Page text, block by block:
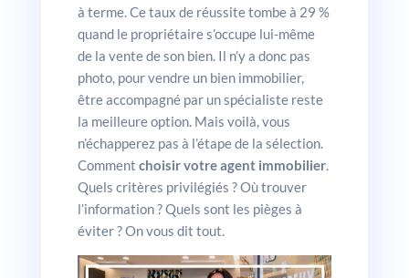
à terme. Ce taux de réussite tombe à 29 %
quand le propriétaire s’occupe lui-même
de la vente de son bien. Il n’y a donc pas
photo, pour vendre un bien immobilier,
être accompagné par un spécialiste reste
la meilleure option. Mais voilà, vous
n’échapperez pas à l’étape de la sélection.
Comment choisir votre agent immobilier.
Quels critères privilégiés ? Où trouver
l’information ? Quels sont les pièges à
éviter ? On vous dit tout.